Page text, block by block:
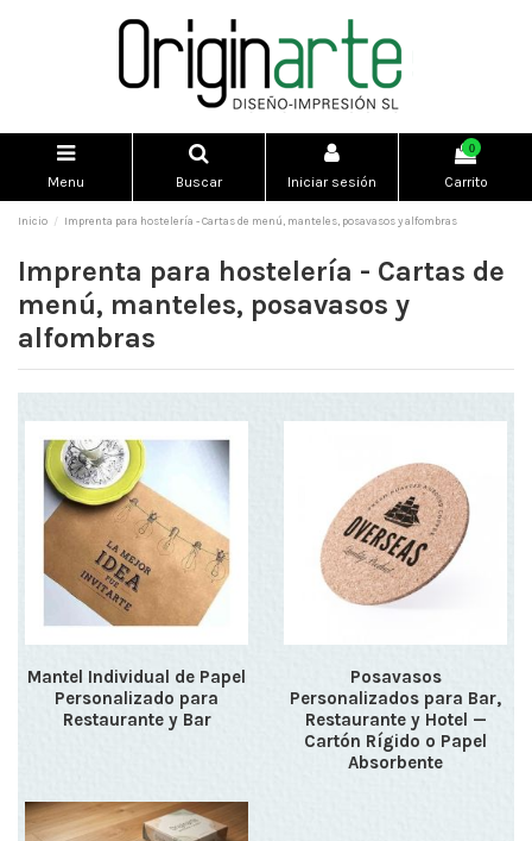
Menu Buscar Iniciar sesión
0
Carrito
Inicio Imprenta para hostelería - Cartas de menú, manteles, posavasos y alfombras
Imprenta para hostelería - Cartas de
menú, manteles, posavasos y
alfombras
Mantel Individual de Papel
Personalizado para
Restaurante y Bar
Posavasos
Personalizados para Bar,
Restaurante y Hotel —
Cartón Rígido o Papel
Absorbente